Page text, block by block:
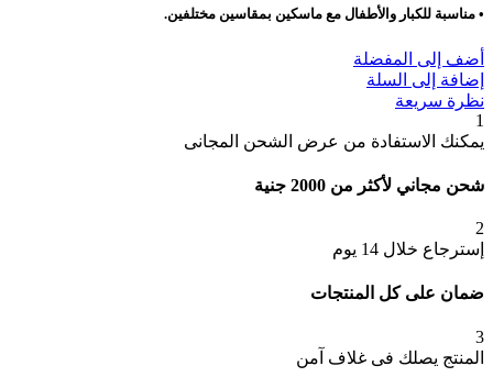
• مناسبة للكبار والأطفال مع ماسكين بمقاسين مختلفين.
أضف إلى المفضلة
إضافة إلى السلة
نظرة سريعة
1
يمكنك الاستفادة من عرض الشحن المجانى
شحن مجاني لأكثر من 2000 جنية
2
إسترجاع خلال 14 يوم
ضمان على كل المنتجات
3
المنتج يصلك فى غلاف آمن